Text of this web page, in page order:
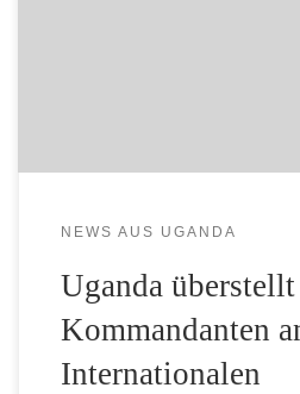
NEWS AUS UGANDA
Uganda
Kommandanten
Internationalen